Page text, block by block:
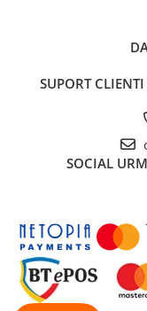
SUPORT CLIENTI
SOCIAL